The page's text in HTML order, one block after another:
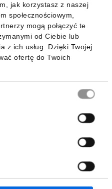
jak korzystasz z naszej
społecznościowym,
mogą połączyć te
od Ciebie lub
z ich usług. Dzięki Twojej
ofertę do Twoich
mobilną:
71 37 61 600